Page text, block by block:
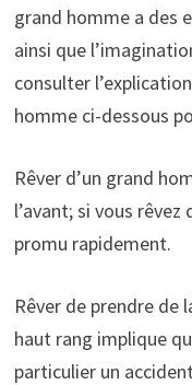
grand homme a des
ainsi que
consulter
homme ci-dessous
Rêver d’un grand
l’avant; si vous
promu rapidement.
Rêver de prendre de
haut rang implique
particulier un